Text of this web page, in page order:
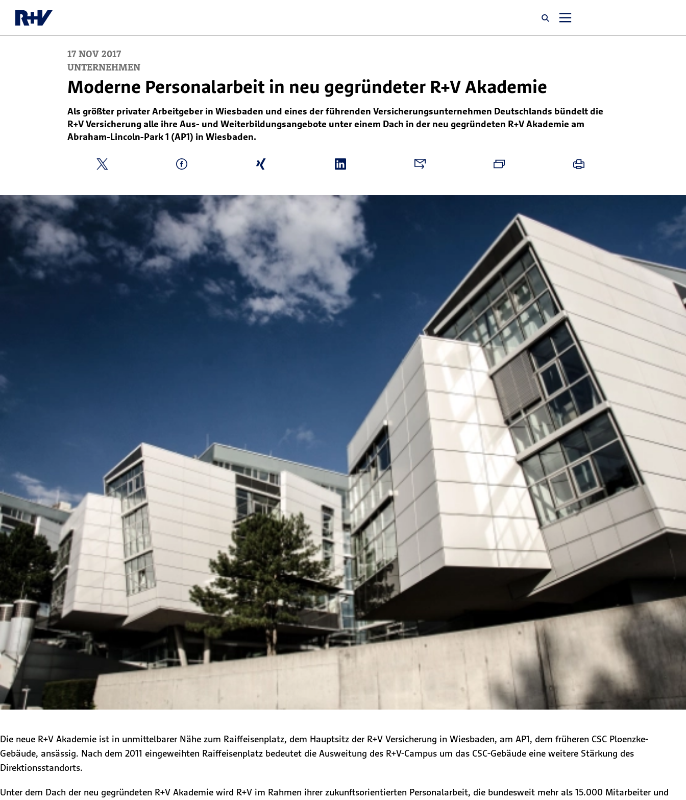
Über uns
17 NOV 2017
UNTERNEHMEN
Moderne Personalarbeit in neu gegründeter R+V Akademie
Als größter privater Arbeitgeber in Wiesbaden und eines der führenden Versicherungsunternehmen Deutschlands bündelt die
R+V Versicherung alle ihre Aus- und Weiterbildungsangebote unter einem Dach in der neu gegründeten R+V Akademie am
Abraham-Lincoln-Park 1 (AP1) in Wiesbaden.
Die neue R+V Akademie ist in unmittelbarer Nähe zum Raiffeisenplatz, dem Hauptsitz der R+V Versicherung in Wiesbaden, am AP1, dem früheren CSC Ploenzke-
Gebäude, ansässig. Nach dem 2011 eingeweihten Raiffeisenplatz bedeutet die Ausweitung des R+V-Campus um das CSC-Gebäude eine weitere Stärkung des
Direktionsstandorts.
Unter dem Dach der neu gegründeten R+V Akademie wird R+V im Rahmen ihrer zukunftsorientierten Personalarbeit, die bundesweit mehr als 15.000 Mitarbeiter und